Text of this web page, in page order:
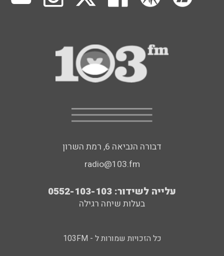
דבורה הנביאה 6, רמת השרון
radio@103.fm
עלייה לשידור: 0552-103-103
בעלות שיחה רגילה
כל הזכויות שמורות ל - 103FM